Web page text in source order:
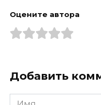
Оцените автора
Добавить
Имя